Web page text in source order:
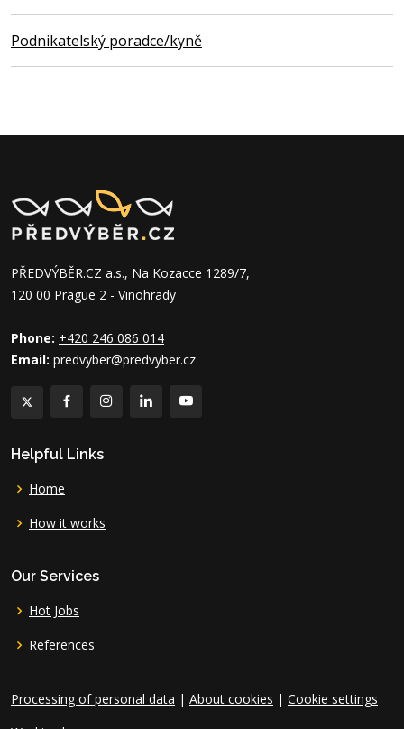
Podnikatelský poradce/kyně
PŘEDVÝBĚR.CZ a.s., Na Kozacce 1289/7,
120 00 Prague 2 - Vinohrady
Phone: +420 246 086 014
Email: predvyber@predvyber.cz
Helpful Links
Home
How it works
Our Services
Hot Jobs
References
Processing of personal data | About cookies | Cookie settings